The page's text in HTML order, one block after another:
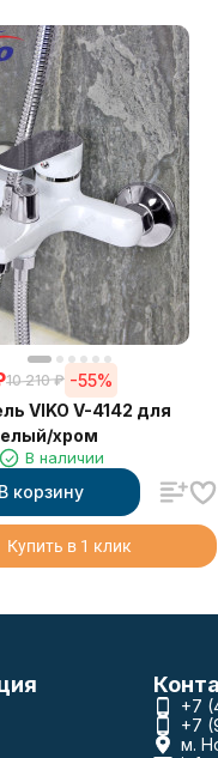
10 210 ₽ -55%
VIKO V-4142 для
хром
В наличии
В корзину
Купить в 1 клик
+7
+7
м.